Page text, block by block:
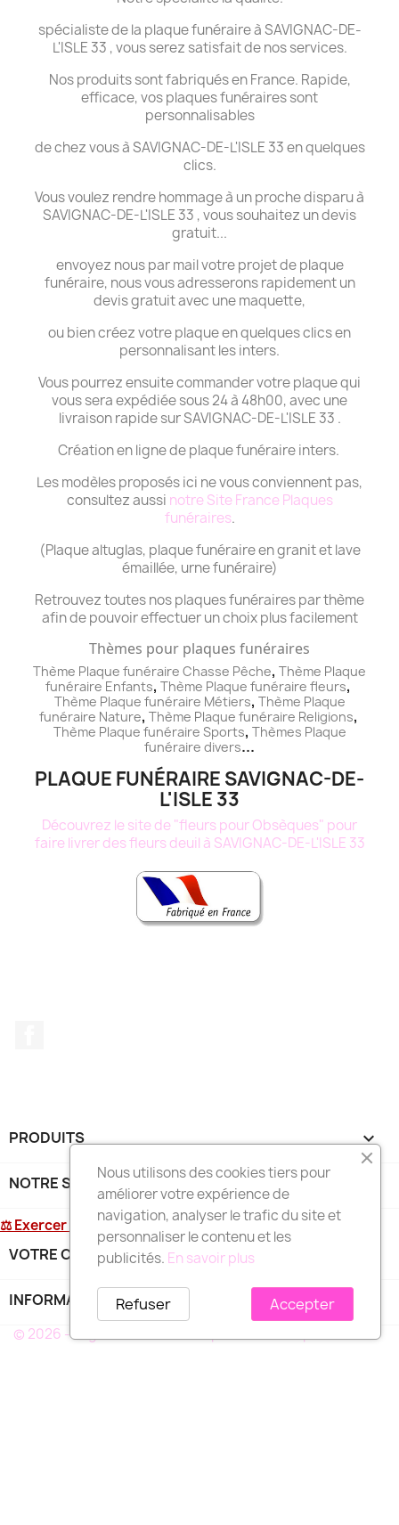
spécialiste de la plaque funéraire à SAVIGNAC-DE-
L'ISLE 33 , vous serez satisfait de nos services.
Nos produits sont fabriqués en France. Rapide,
efficace, vos plaques funéraires sont
personnalisables
de chez vous à SAVIGNAC-DE-L'ISLE 33 en quelques
clics.
Vous voulez rendre hommage à un proche disparu à
SAVIGNAC-DE-L'ISLE 33 , vous souhaitez un devis
gratuit...
envoyez nous par mail votre projet de plaque
funéraire, nous vous adresserons rapidement un
devis gratuit avec une maquette,
ou bien créez votre plaque en quelques clics en
personnalisant les inters.
Vous pourrez ensuite commander votre plaque qui
vous sera expédiée sous 24 à 48h00, avec une
livraison rapide sur SAVIGNAC-DE-L'ISLE 33 .
Création en ligne de plaque funéraire inters.
Les modèles proposés ici ne vous conviennent pas,
consultez aussi notre Site France Plaques
funéraires.
(Plaque altuglas, plaque funéraire en granit et lave
émaillée, urne funéraire)
Retrouvez toutes nos plaques funéraires par thème
afin de pouvoir effectuer un choix plus facilement
Thèmes pour plaques funéraires
Thème Plaque funéraire Chasse Pêche, Thème Plaque
funéraire Enfants, Thème Plaque funéraire fleurs,
Thème Plaque funéraire Métiers, Thème Plaque
funéraire Nature, Thème Plaque funéraire Religions,
Thème Plaque funéraire Sports, Thèmes Plaque
funéraire divers...
PLAQUE FUNÉRAIRE SAVIGNAC-DE-
L'ISLE 33
Découvrez le site de "fleurs pour Obsèques" pour
faire livrer des fleurs deuil à SAVIGNAC-DE-L'ISLE 33
PRODUITS 
NOTRE SOCIÉTÉ
⚖ Exercer mon droit de rétractation
VOTRE COMPTE
INFORMATIONS
© 2026 - Logiciel e-commerce par PrestaShop™
Nous utilisons des cookies tiers pour
améliorer votre expérience de
navigation, analyser le trafic du site et
personnaliser le contenu et les
publicités. En savoir plus
Accepter
Refuser